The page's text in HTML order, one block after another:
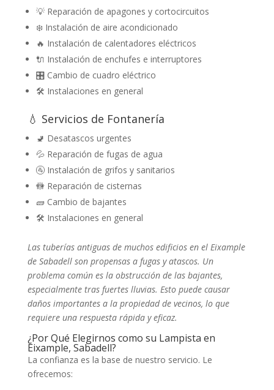
💡 Reparación de apagones y cortocircuitos
❄️ Instalación de aire acondicionado
🔥 Instalación de calentadores eléctricos
🔌 Instalación de enchufes e interruptores
🎛️ Cambio de cuadro eléctrico
🛠️ Instalaciones en general
💧 Servicios de Fontanería
🚽 Desatascos urgentes
💦 Reparación de fugas de agua
🚰 Instalación de grifos y sanitarios
🚻 Reparación de cisternas
🧱 Cambio de bajantes
🛠️ Instalaciones en general
Las tuberías antiguas de muchos edificios en el Eixample
de Sabadell son propensas a fugas y atascos. Un
problema común es la obstrucción de las bajantes,
especialmente tras fuertes lluvias. Esto puede causar
daños importantes a la propiedad de vecinos, lo que
requiere una respuesta rápida y eficaz.
¿Por Qué Elegirnos como su Lampista en
Eixample, Sabadell?
La confianza es la base de nuestro servicio. Le
ofrecemos: